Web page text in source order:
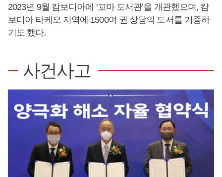
2023년 9월 캄보디아에 ‘꼬마 도서관’을 개관했으며, 캄
보디아 타케오 지역에 1500여 권 상당의 도서를 기증하
기도 했다.
사건사고